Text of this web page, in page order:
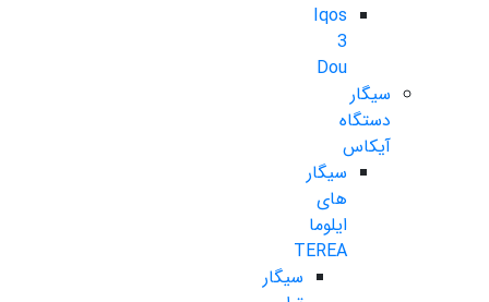
Iqos
3
Dou
سیگار
دستگاه
آیکاس
سیگار
های
ایلوما
TEREA
سیگار